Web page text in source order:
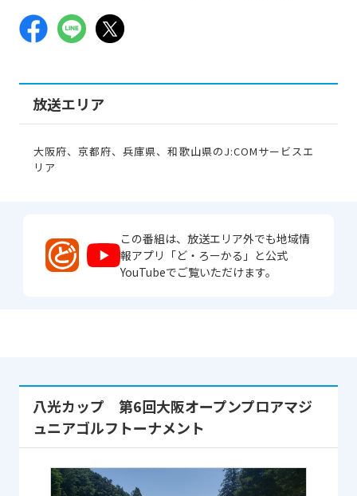
放送エリア
大阪府、京都府、兵庫県、和歌山県のJ:COMサービスエ
リア
この番組は、放送エリア外でも地域情
報アプリ「ど・ろーかる」と公式
YouTubeでご覧いただけます。
八光カップ 第6回大阪オープンプロアマジ
ュニアゴルフトーナメント